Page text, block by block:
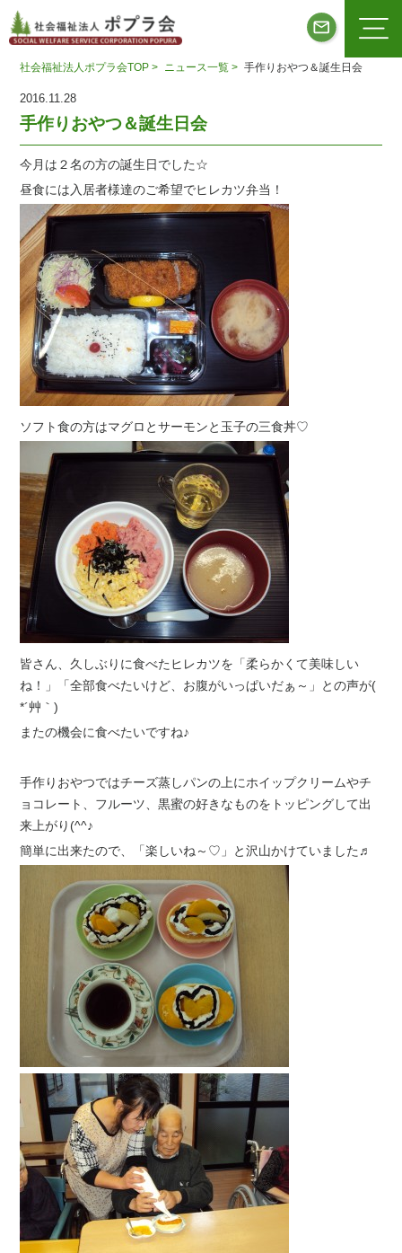
社会福祉法人ポプラ会TOP > ニュース一覧 > 手作りおやつ＆誕生日会
2016.11.28
手作りおやつ＆誕生日会
今月は２名の方の誕生日でした☆
昼食には入居者様達のご希望でヒレカツ弁当！
ソフト食の方はマグロとサーモンと玉子の三食丼♡
皆さん、久しぶりに食べたヒレカツを「柔らかくて美味しい
ね！」「全部食べたいけど、お腹がいっぱいだぁ～」との声が(
*´艸｀)
またの機会に食べたいですね♪
手作りおやつではチーズ蒸しパンの上にホイップクリームやチ
ョコレート、フルーツ、黒蜜の好きなものをトッピングして出
来上がり(^^♪
簡単に出来たので、「楽しいね～♡」と沢山かけていました♬